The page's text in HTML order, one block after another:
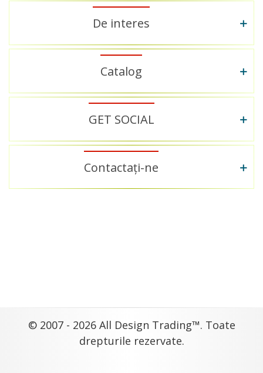
De interes
Catalog
GET SOCIAL
Contactați-ne
© 2007 - 2026 All Design Trading™. Toate
drepturile rezervate.